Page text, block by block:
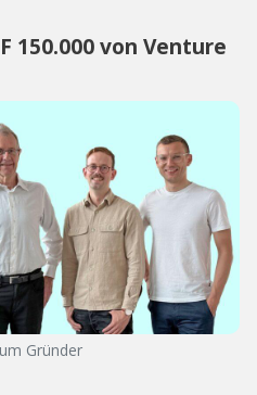
150.000 von Venture
Gründer